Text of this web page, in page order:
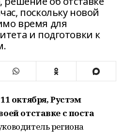
поскольку новой
время для
и подготовки к
октября, Рустэм
отставке с поста
региона